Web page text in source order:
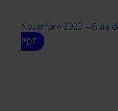
Novembro 2023 – Guia
PDF